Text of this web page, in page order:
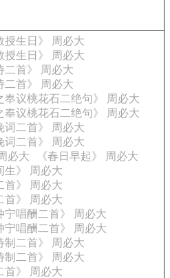
授生日》 周必大
授生日》 周必大
二首》 周必大
二首》 周必大
奉议桃花石二绝句》 周必大
奉议桃花石二绝句》 周必大
词二首》 周必大
词二首》 周必大
必大
《春日早起》 周必大
生》 周必大
首》 周必大
首》 周必大
宁唱酬二首》 周必大
宁唱酬二首》 周必大
制二首》 周必大
制二首》 周必大
首》 周必大